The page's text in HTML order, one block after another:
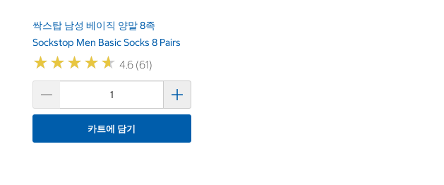
싹스탑 남성 베이직 양말 8족
Sockstop Men Basic Socks 8 Pairs
★★★★★
★★★★★ 4.6 (61)
카트에 담기